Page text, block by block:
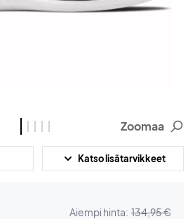
Zoomaa
Katso lisätarvikkeet
Aiempi hinta: 134,95 €